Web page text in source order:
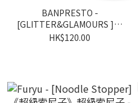
BANPRESTO -
[GLITTER&GLAMOURS ]我
的英雄學院 葉隱透 透明版
HK$120.00